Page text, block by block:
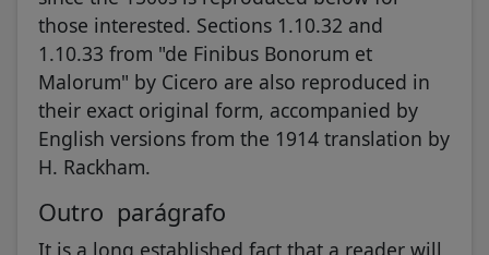
those interested. Sections 1.10.32 and
1.10.33 from "de Finibus Bonorum et
Malorum" by Cicero are also reproduced in
their exact original form, accompanied by
English versions from the 1914 translation by
H. Rackham.
Outro parágrafo